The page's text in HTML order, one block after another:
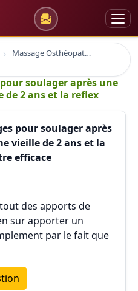
Massage Osthéopathie Kinésiologie
soulager après une
2 ans et la reflex
pour soulager après
vieille de 2 ans et la
efficace
des apports de
sur apporter un
par le fait que